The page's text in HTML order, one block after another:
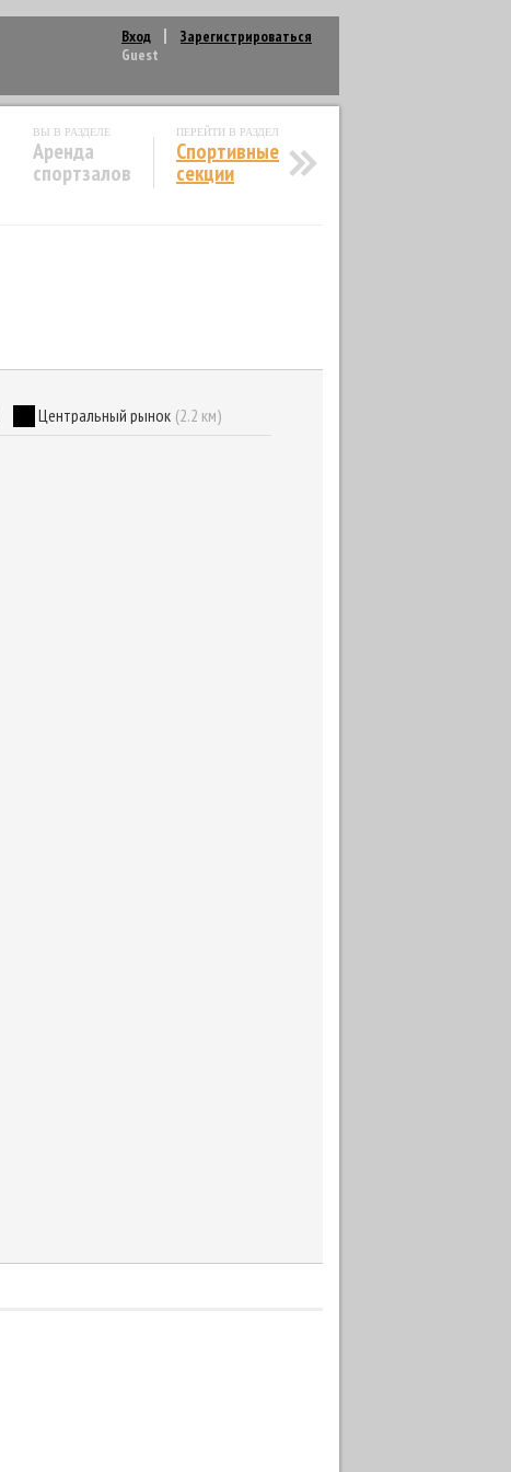
Вход
Зарегистрироваться
Guest
ВЫ В РАЗДЕЛЕ
Аренда
спортзалов
ПЕРЕЙТИ В РАЗДЕЛ
Спортивные
секции
Центральный рынок (2.2 км)